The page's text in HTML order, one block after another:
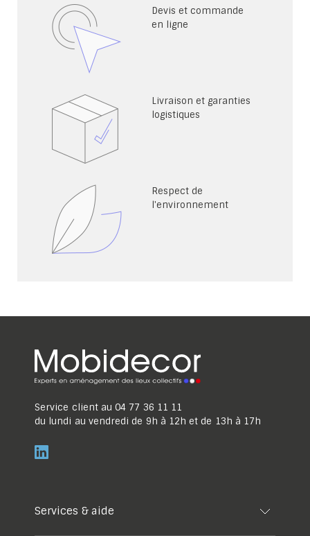
Devis et commande
en ligne
Livraison et garanties
logistiques
Respect de
l'environnement
Service client au 04 77 36 11 11
du lundi au vendredi de 9h à 12h et de 13h à 17h
Services & aide